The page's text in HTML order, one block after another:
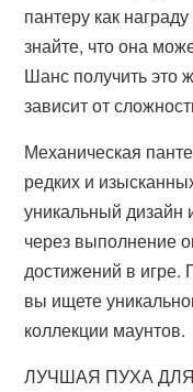
пантеру как
знайте, что она
Шанс получить это
зависит от
Механическая
редких и
уникальный дизайн
через выполнение
достижений в игре.
вы ищете
коллекции маунтов.
ЛУЧШАЯ ПУХА ДЛЯ